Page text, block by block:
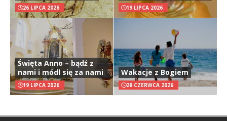
26 LIPCA 2026 19 LIPCA 2026
Święta Anno – bądź z
nami i módl się za nami
19 LIPCA 2026
Wakacje z Bogiem
28 CZERWCA 2026